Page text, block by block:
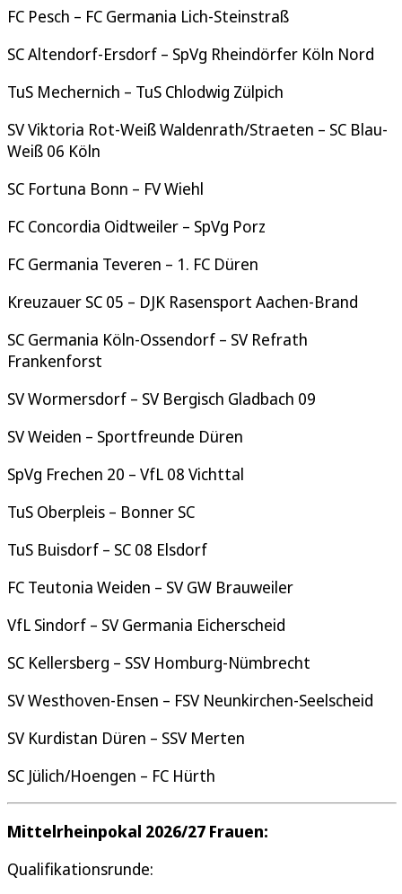
FC Pesch – FC Germania Lich-Steinstraß
SC Altendorf-Ersdorf – SpVg Rheindörfer Köln Nord
TuS Mechernich – TuS Chlodwig Zülpich
SV Viktoria Rot-Weiß Waldenrath/Straeten – SC Blau-
Weiß 06 Köln
SC Fortuna Bonn – FV Wiehl
FC Concordia Oidtweiler – SpVg Porz
FC Germania Teveren – 1. FC Düren
Kreuzauer SC 05 – DJK Rasensport Aachen-Brand
SC Germania Köln-Ossendorf – SV Refrath
Frankenforst
SV Wormersdorf – SV Bergisch Gladbach 09
SV Weiden – Sportfreunde Düren
SpVg Frechen 20 – VfL 08 Vichttal
TuS Oberpleis – Bonner SC
TuS Buisdorf – SC 08 Elsdorf
FC Teutonia Weiden – SV GW Brauweiler
VfL Sindorf – SV Germania Eicherscheid
SC Kellersberg – SSV Homburg-Nümbrecht
SV Westhoven-Ensen – FSV Neunkirchen-Seelscheid
SV Kurdistan Düren – SSV Merten
SC Jülich/Hoengen – FC Hürth
Mittelrheinpokal 2026/27 Frauen:
Qualifikationsrunde: